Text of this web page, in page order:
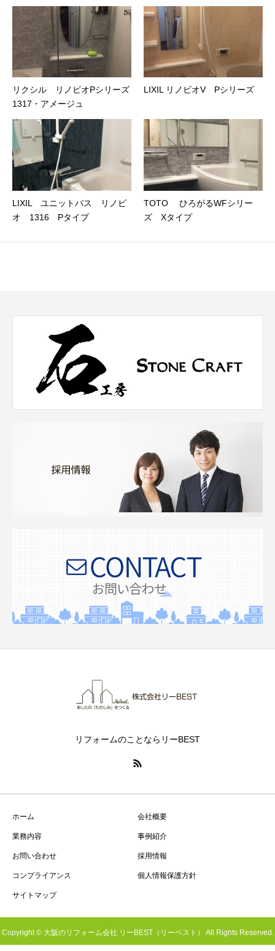
リクシル リノビオPシリーズ
1317・アメージュ
LIXIL リノビオV Pシリーズ
LIXIL ユニットバス リノビ
オ 1316 Pタイプ
TOTO ひろがるWFシリー
ズ Xタイプ
リフォームのことならリーBEST
ホーム 会社概要
業務内容 事例紹介
お問い合わせ 採用情報
コンプライアンス 個人情報保護方針
サイトマップ
Copyright © 大阪のリフォーム会社 リーBEST（リーベスト） All Rights Reserved.